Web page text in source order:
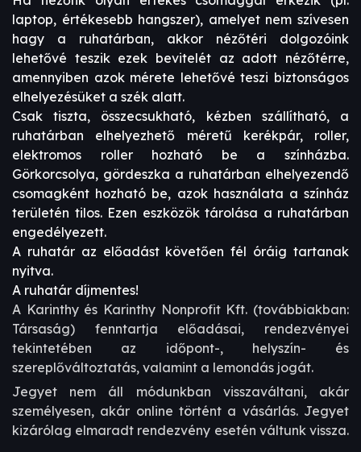
laptop, értékesebb hangszer), amelyet nem szívesen
hagy a ruhatárban, akkor nézőtéri dolgozóink
lehetővé teszik ezek bevitelét az adott nézőtérre,
amennyiben azok mérete lehetővé teszi biztonságos
elhelyezésüket a szék alatt.
Csak tiszta, összecsukható, kézben szállítható, a
ruhatárban elhelyezhető méretű kerékpár, roller,
elektromos roller hozható be a színházba.
Görkorcsolya, gördeszka a ruhatárban elhelyezendő
csomagként hozható be, azok használata a színház
területén tilos. Ezen eszközök tárolása a ruhatárban
engedélyezett.
A ruhatár az előadást követően fél óráig tartanak
nyitva.
A ruhatár díjmentes!
A Karinthy és Karinthy Nonprofit Kft. (továbbiakban:
Társaság) fenntartja előadásai, rendezvényei
tekintetében az időpont-, helyszín- és
szereplőváltoztatás, valamint a lemondás jogát.
Jegyet nem áll módunkban visszaváltani, akár
személyesen, akár online történt a vásárlás. Jegyet
kizárólag elmaradt rendezvény esetén váltunk vissza.